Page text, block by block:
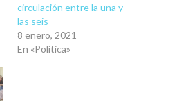
circulación entre la una y
las seis
8 enero, 2021
En «Política»